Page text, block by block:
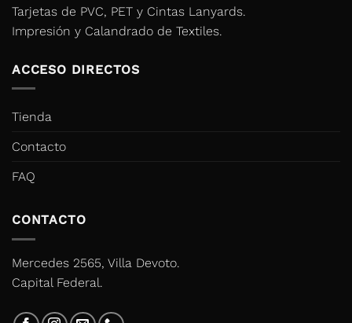
Tarjetas de PVC, PET y Cintas Lanyards.
Impresión y Calandrado de Textiles.
ACCESO DIRECTOS
Tienda
Contacto
FAQ
CONTACTO
Mercedes 2565, Villa Devoto.
Capital Federal.